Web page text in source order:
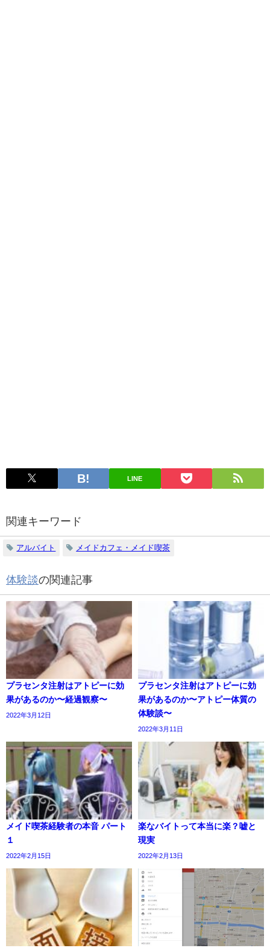
LINE
関連キーワード
アルバイト メイドカフェ・メイド喫茶
体験談の関連記事
プラセンタ注射はアトピーに効
果があるのか〜経過観察〜
2022年3月12日
プラセンタ注射はアトピーに効
果があるのか〜アトピー体質の
体験談〜
2022年3月11日
メイド喫茶経験者の本音 パート
１
2022年2月15日
楽なバイトって本当に楽？嘘と
現実
2022年2月13日